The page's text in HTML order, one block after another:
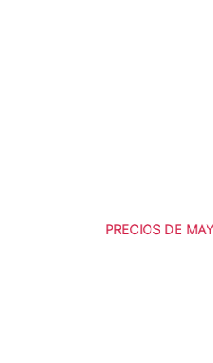
PRECIOS DE